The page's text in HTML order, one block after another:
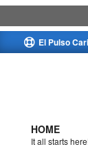
to
El Pulso
Primary
HOME
It all starts